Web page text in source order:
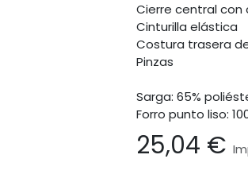
Cierre central con
Cinturilla elástica
Costura trasera
Pinzas
Sarga: 65%
Forro punto liso:
25,04 €